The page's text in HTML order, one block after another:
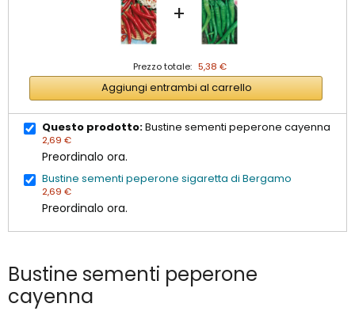
+
Prezzo totale: 5,38 €
Aggiungi entrambi al carrello
Questo prodotto:Bustine sementi peperone cayenna
2,69 €
Preordinalo ora.
Bustine sementi peperone sigaretta di Bergamo
2,69 €
Preordinalo ora.
Bustine sementi peperone
cayenna